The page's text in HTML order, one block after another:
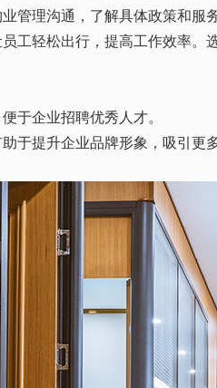
管理沟通，了解具体政策和服务
工轻松出行，提高工作效率。
于企业招聘优秀人才。
于提升企业品牌形象，吸引更